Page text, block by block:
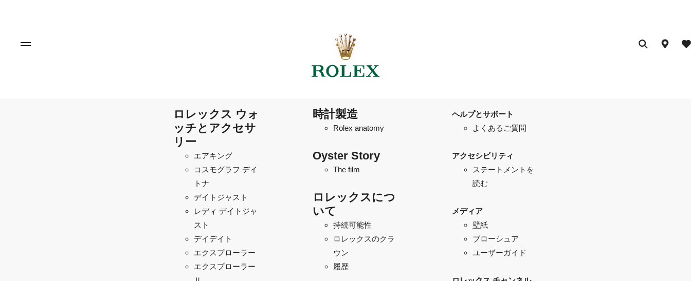
ロレックス ウォ
ッチとアクセサ
リー
エアキング
コスモグラフ デイ
トナ
デイトジャスト
レディ デイトジャ
スト
デイデイト
エクスプローラー
エクスプローラー
時計製造
Rolex anatomy
Oyster Story
The film
ロレックスにつ
いて
持続可能性
ロレックスのクラ
ウン
履歴
ヘルプとサポート
よくあるご質問
アクセシビリティ
ステートメントを
読む
メディア
壁紙
ブローシュア
ユーザーガイド